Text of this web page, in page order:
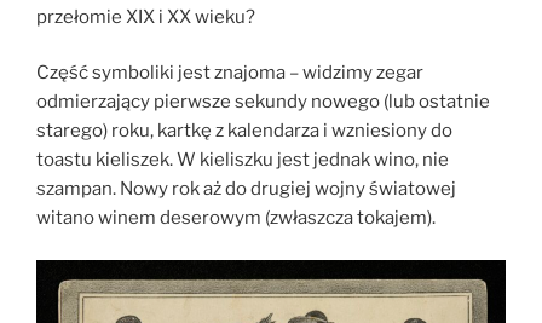
przełomie XIX i XX wieku?
Część symboliki jest znajoma – widzimy zegar
odmierzający pierwsze sekundy nowego (lub ostatnie
starego) roku, kartkę z kalendarza i wzniesiony do
toastu kieliszek. W kieliszku jest jednak wino, nie
szampan. Nowy rok aż do drugiej wojny światowej
witano winem deserowym (zwłaszcza tokajem).